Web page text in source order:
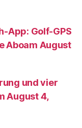
App: Golf-GPS
Aboam August
und vier
August 4,